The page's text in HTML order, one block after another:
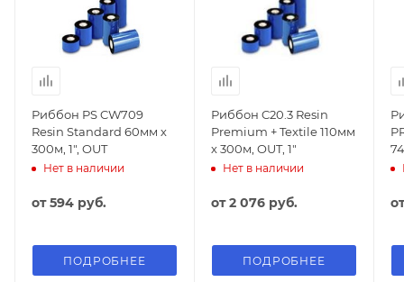
Риббон PS CW709
Resin Standard 60мм х
300м, 1", OUT
Нет в наличии
от594 руб.
ПОДРОБНЕЕ
Риббон C20.3 Resin
Premium + Textile 110мм
х 300м, OUT, 1"
Нет в наличии
от2 076 руб.
ПОДРОБНЕЕ